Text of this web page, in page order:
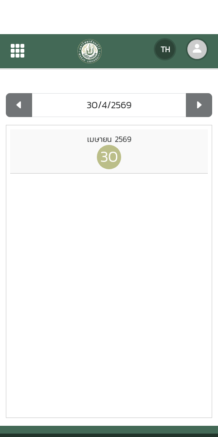
TH
ปฏิทินกิจกรรมของหน่วยงาน
ปฏิทินกิจกรรมของหน่วยงาน
เมษายน 2569
30